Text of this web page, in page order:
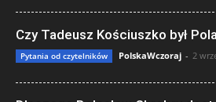
Czy Tadeusz Kościuszko był
Pytania od czytelników PolskaWczoraj - 2